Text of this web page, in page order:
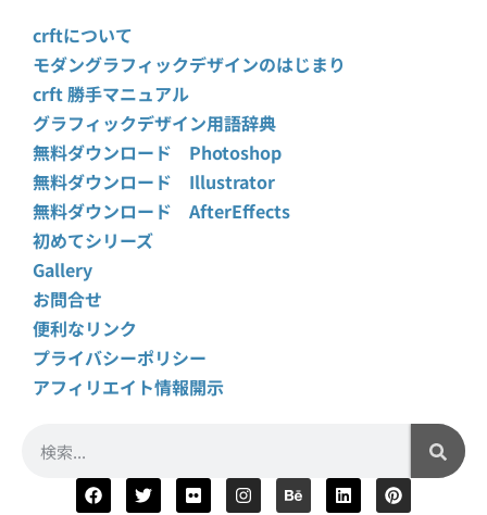
crftについて
モダングラフィックデザインのはじまり
crft 勝手マニュアル
グラフィックデザイン用語辞典
無料ダウンロード Photoshop
無料ダウンロード Illustrator
無料ダウンロード AfterEffects
初めてシリーズ
Gallery
お問合せ
便利なリンク
プライバシーポリシー
アフィリエイト情報開示